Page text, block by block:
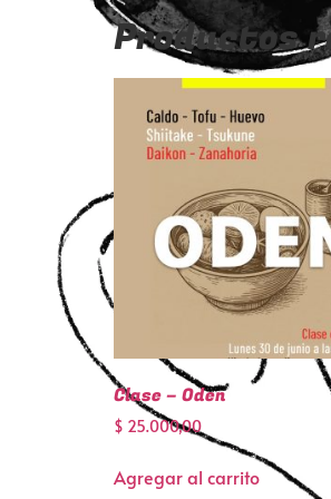
Productos
Clase – Oden
$ 25.000,00
Agregar al carrito